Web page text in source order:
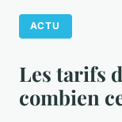
ACTU
Les tarifs
combien